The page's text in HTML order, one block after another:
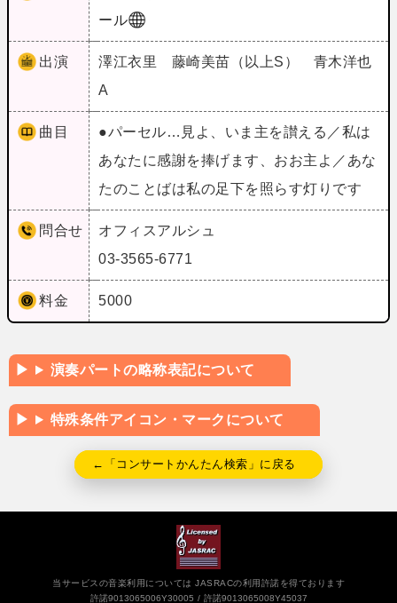
ール
出演
澤江衣里 藤崎美苗（以上S） 青木洋也
A
曲目
●パーセル…見よ、いま主を讃える／私は
あなたに感謝を捧げます、おお主よ／あな
たのことばは私の足下を照らす灯りです
問合せ
オフィスアルシュ
03-3565-6771
料金 5000
演奏パートの略称表記について
特殊条件アイコン・マークについて
←「コンサートかんたん検索」に戻る
当サービスの音楽利用については JASRACの利用許諾を得ております
許諾9013065006Y30005
許諾9013065008Y45037